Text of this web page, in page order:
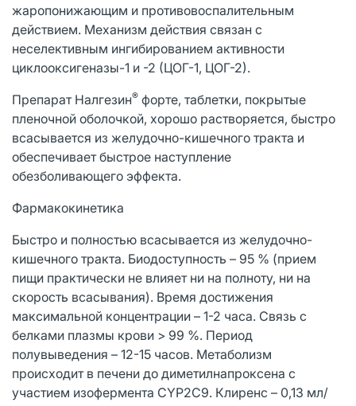
жаропонижающим и противовоспалительным
действием. Механизм действия связан с
неселективным ингибированием активности
циклооксигеназы-1 и -2 (ЦОГ-1, ЦОГ-2).
Препарат Налгезин® форте, таблетки, покрытые
пленочной оболочкой, хорошо растворяется, быстро
всасывается из желудочно-кишечного тракта и
обеспечивает быстрое наступление
обезболивающего эффекта.
Фармакокинетика
Быстро и полностью всасывается из желудочно-
кишечного тракта. Биодоступность – 95 % (прием
пищи практически не влияет ни на полноту, ни на
скорость всасывания). Время достижения
максимальной концентрации – 1-2 часа. Связь с
белками плазмы крови > 99 %. Период
полувыведения – 12-15 часов. Метаболизм
происходит в печени до диметилнапроксена с
участием изофермента CYP2C9. Клиренс – 0,13 мл/